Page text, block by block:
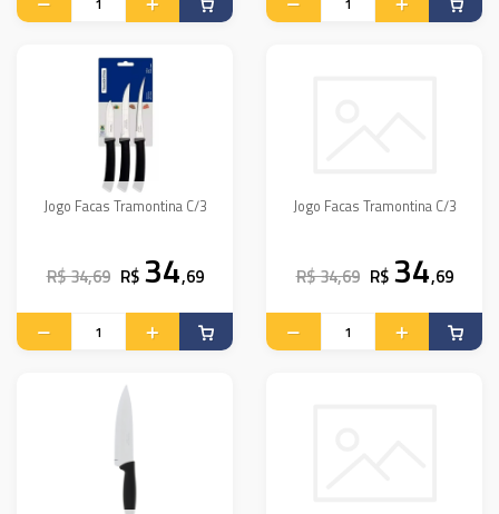
Jogo Facas Tramontina C/3
R$ 34,69 R$ 34,69
Jogo Facas Tramontina C/3
R$ 34,69 R$ 34,69